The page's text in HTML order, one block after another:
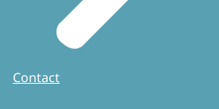
Contact